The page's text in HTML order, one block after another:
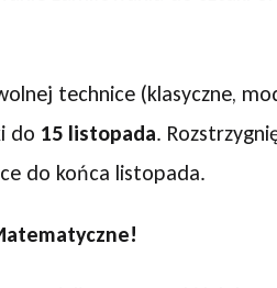
technice (klasyczne,
do 15 listopada.
do końca listopada.